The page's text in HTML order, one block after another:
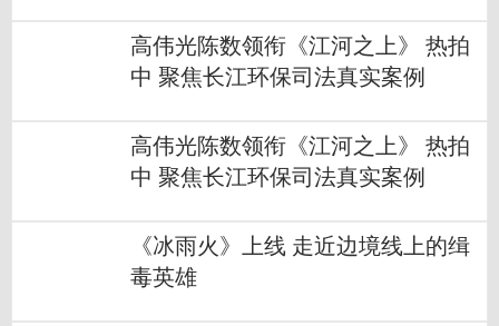
高伟光陈数领衔《江河之上》 热拍
中 聚焦长江环保司法真实案例
高伟光陈数领衔《江河之上》 热拍
中 聚焦长江环保司法真实案例
《冰雨火》上线 走近边境线上的缉
毒英雄